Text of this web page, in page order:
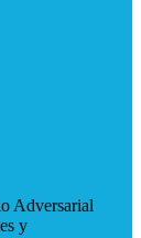
Adversarial
y